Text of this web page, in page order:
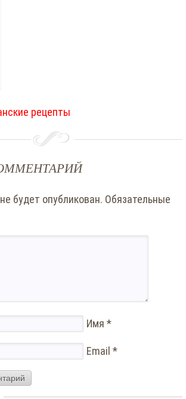
рецепты
будет опубликован. Обязательные
Имя *
Email *